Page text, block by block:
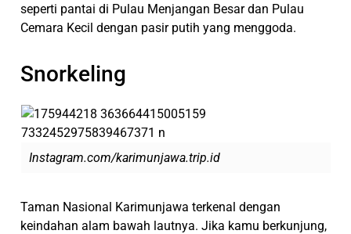
seperti pantai di Pulau Menjangan Besar dan Pulau
Cemara Kecil dengan pasir putih yang menggoda.
Snorkeling
Instagram.com/karimunjawa.trip.id
Taman Nasional Karimunjawa terkenal dengan
keindahan alam bawah lautnya. Jika kamu berkunjung,